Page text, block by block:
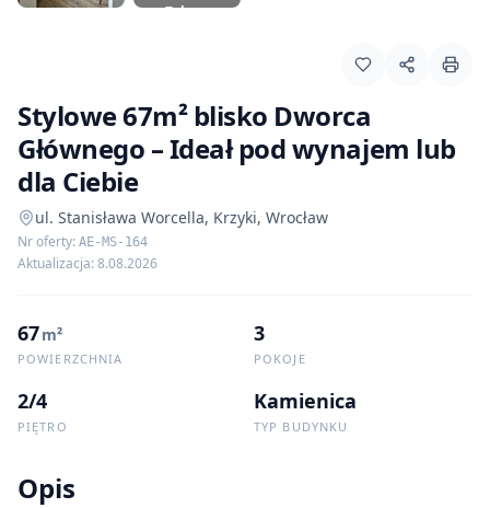
Zobacz
Stylowe 67m² blisko Dworca
Głównego – Ideał pod wynajem lub
dla Ciebie
ul. Stanisława Worcella, Krzyki, Wrocław
Nr oferty: AE-MS-164
Aktualizacja:8.08.2026
67m²
POWIERZCHNIA
3
POKOJE
2/4
PIĘTRO
Kamienica
TYP BUDYNKU
Opis